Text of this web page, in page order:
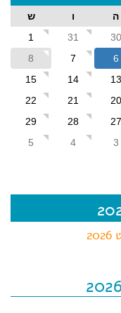
ה ו
ש
30
31
1
6
7
8
13
14
15
20
21
22
27
28
29
3
4
5